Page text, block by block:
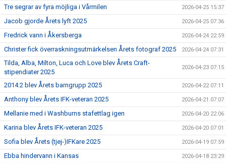
Tre segrar av fyra möjliga i Vårmilen 2026-04-25 15:37
Jacob gjorde Årets lyft 2025 2026-04-25 07:36
Fredrick vann i Åkersberga 2026-04-24 22:59
Christer fick överraskningsutmärkelsen Årets fotograf 2025 2026-04-24 07:31
Tilda, Alba, Milton, Luca och Love blev Årets Craft-
stipendiater 2025
2026-04-23 07:15
2014:2 blev Årets barngrupp 2025 2026-04-22 07:11
Anthony blev Årets IFK-veteran 2025 2026-04-21 07:07
Mellanie med i Washburns stafettlag igen 2026-04-20 22:06
Karina blev Årets IFK-veteran 2025 2026-04-20 07:01
Sofia blev Årets (tjej-)IFKare 2025 2026-04-19 07:59
Ebba hindervann i Kansas 2026-04-18 23:29